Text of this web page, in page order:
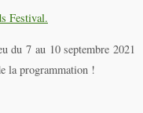
Festival.
du 7 au 10 septembre 2021
la programmation !